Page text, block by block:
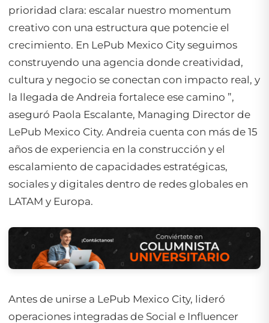
prioridad clara: escalar nuestro momentum
creativo con una estructura que potencie el
crecimiento. En LePub Mexico City seguimos
construyendo una agencia donde creatividad,
cultura y negocio se conectan con impacto real, y
la llegada de Andreia fortalece ese camino ”,
aseguró Paola Escalante, Managing Director de
LePub Mexico City. Andreia cuenta con más de 15
años de experiencia en la construcción y el
escalamiento de capacidades estratégicas,
sociales y digitales dentro de redes globales en
LATAM y Europa.
Antes de unirse a LePub Mexico City, lideró
operaciones integradas de Social e Influencer